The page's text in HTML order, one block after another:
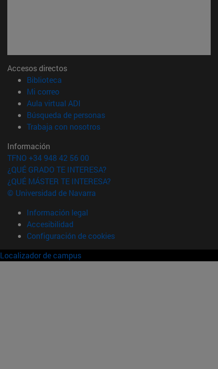
Accesos directos
Biblioteca
Mi correo(abre en nueva ventana)
Aula virtual ADI
Búsqueda de personas(abre en nueva ventana)
Trabaja con nosotros(abre en nueva ventana)
Información
TFNO +34 948 42 56 00
¿QUÉ GRADO TE INTERESA?
¿QUÉ MÁSTER TE INTERESA?
© Universidad de Navarra
Información legal
Accesibilidad
Configuración de cookies
Localizador de campus